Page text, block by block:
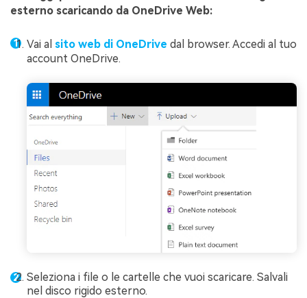
esterno scaricando da OneDrive Web:
Vai al sito web di OneDrive dal browser. Accedi al tuo
account OneDrive.
Seleziona i file o le cartelle che vuoi scaricare. Salvali
nel disco rigido esterno.